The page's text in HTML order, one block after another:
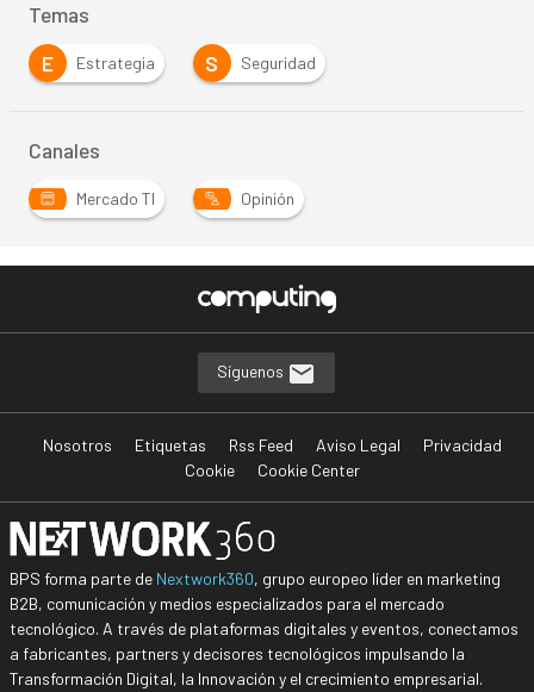
Temas
E
Estrategia S Seguridad
Canales
Mercado TI Opinión
Síguenos
Nosotros Etiquetas Rss Feed Aviso Legal
Privacidad
Cookie
Cookie Center
BPS forma parte de Nextwork360, grupo europeo líder en marketing
B2B, comunicación y medios especializados para el mercado
tecnológico. A través de plataformas digitales y eventos, conectamos
a fabricantes, partners y decisores tecnológicos impulsando la
Transformación Digital, la Innovación y el crecimiento empresarial.